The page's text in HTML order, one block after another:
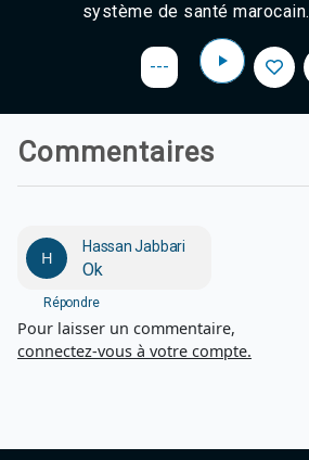
système de santé marocain.
---
Commentaires
H
Hassan Jabbari
Ok
Répondre
Pour laisser un commentaire,
connectez-vous à votre compte.